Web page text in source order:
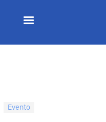
Evento